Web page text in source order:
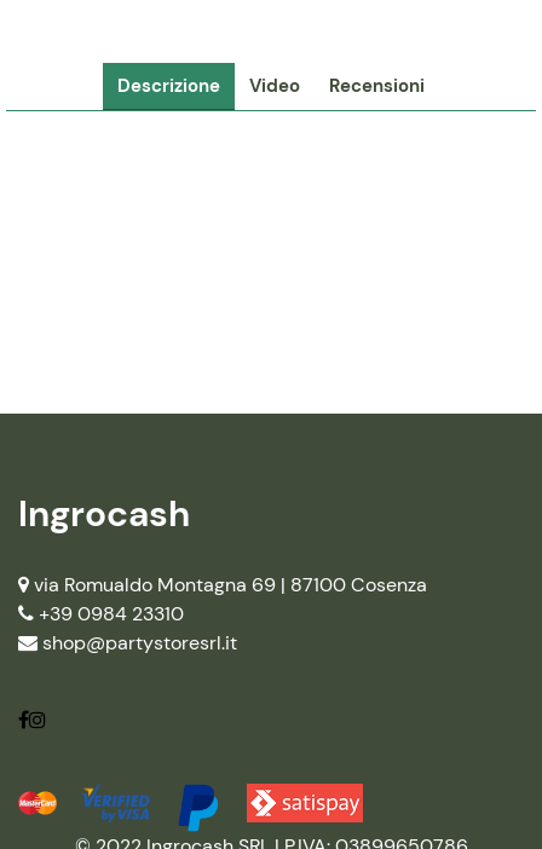
Descrizione Video Recensioni
Ingrocash
via Romualdo Montagna 69 | 87100 Cosenza
+39 0984 23310
shop@partystoresrl.it